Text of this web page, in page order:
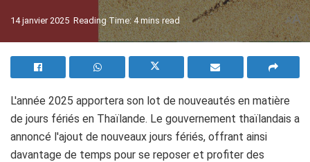
14 janvier 2025 Reading Time: 4 mins read AA
L'année 2025 apportera son lot de nouveautés en matière
de jours fériés en Thaïlande. Le gouvernement thaïlandais a
annoncé l'ajout de nouveaux jours fériés, offrant ainsi
davantage de temps pour se reposer et profiter des